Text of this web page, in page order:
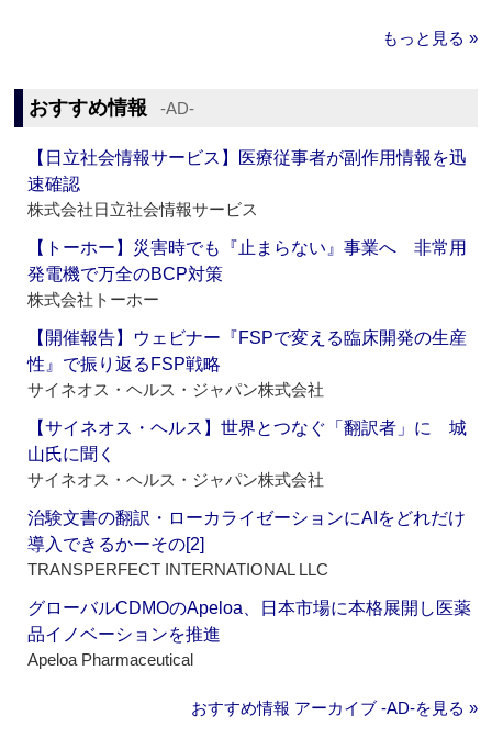
もっと見る »
おすすめ情報 ‐AD‐
【日立社会情報サービス】医療従事者が副作用情報を迅
速確認
株式会社日立社会情報サービス
【トーホー】災害時でも『止まらない』事業へ 非常用
発電機で万全のBCP対策
株式会社トーホー
【開催報告】ウェビナー『FSPで変える臨床開発の生産
性』で振り返るFSP戦略
サイネオス・ヘルス・ジャパン株式会社
【サイネオス・ヘルス】世界とつなぐ「翻訳者」に 城
山氏に聞く
サイネオス・ヘルス・ジャパン株式会社
治験文書の翻訳・ローカライゼーションにAIをどれだけ
導入できるかーその[2]
TRANSPERFECT INTERNATIONAL LLC
グローバルCDMOのApeloa、日本市場に本格展開し医薬
品イノベーションを推進
Apeloa Pharmaceutical
おすすめ情報 アーカイブ ‐AD‐を見る »